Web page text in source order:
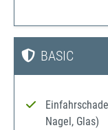
BASIC
Nagel, Glas)